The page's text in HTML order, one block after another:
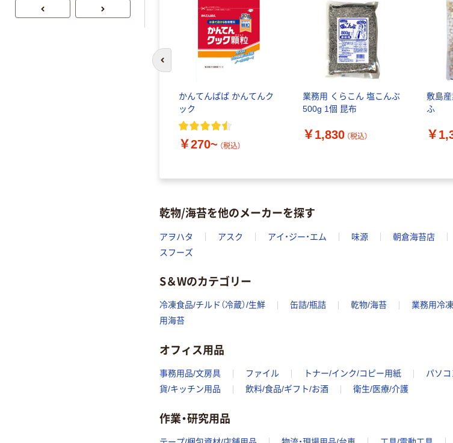
かんてんぱぱ かんてんク
ック
￥270~ （税込）
業務用 くらこん 塩こんぶ
500g 1個 昆布
￥1,830 （税込）
敷島産
ふ
￥
前のスライドへ
乾物/海苔を他のメーカーを探す
アヲハタ アスク アイ・ジー・エム 味源 朝倉海苔店
スフーズ
S＆Wのカテゴリー
冷凍食品/チルド（冷蔵）/生鮮 缶詰/瓶詰 乾物/海苔 業務用冷
用海苔
オフィス用品
事務用品/文房具 ファイル トナー/インク/コピー用紙 パソ
貨/キッチン用品
飲料/食品/ギフト/お酒 衛生/医療/介護
作業・研究用品